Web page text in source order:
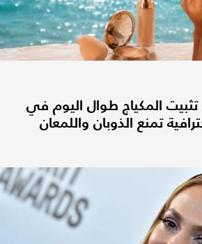
المكياج طوال اليوم في
تمنع الذوبان واللمعان